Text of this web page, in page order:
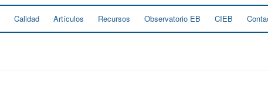
Calidad Artículos Recursos Observatorio EB CIEB